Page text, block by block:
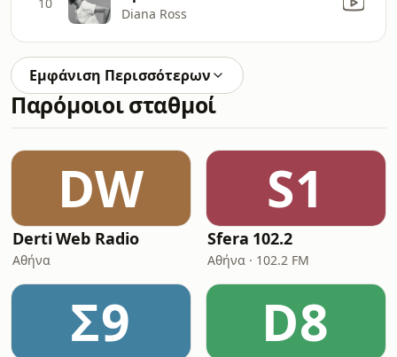
Diana Ross
Εμφάνιση Περισσότερων
Παρόμοιοι σταθμοί
DW
Derti Web Radio
Αθήνα
S1
Sfera 102.2
Αθήνα · 102.2 FM
Σ9 D8